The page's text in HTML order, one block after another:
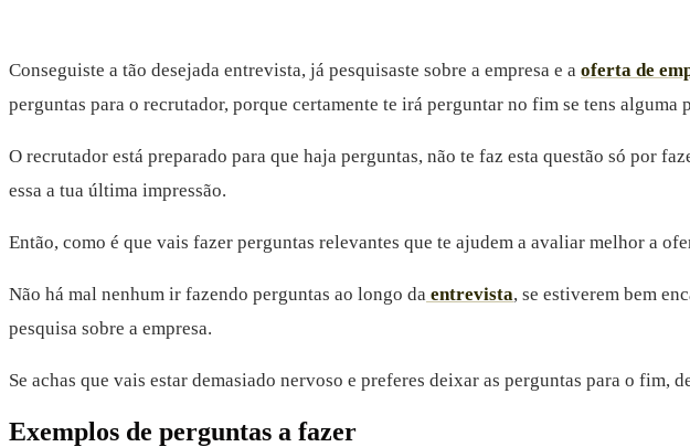
Conseguiste a tão desejada entrevista, já pesquisaste sobre a empresa e a oferta de
perguntas para o recrutador, porque certamente te irá perguntar no fim se tens alguma
O recrutador está preparado para que haja perguntas, não te faz esta questão só por
essa a tua última impressão.
Então, como é que vais fazer perguntas relevantes que te ajudem a avaliar melhor a
Não há mal nenhum ir fazendo perguntas ao longo da entrevista, se estiverem bem
pesquisa sobre a empresa.
Se achas que vais estar demasiado nervoso e preferes deixar as perguntas para o fim,
Exemplos de perguntas a fazer